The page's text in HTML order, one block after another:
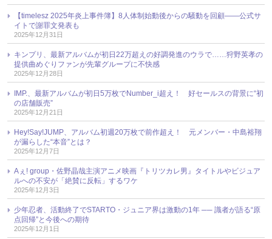
【timelesz 2025年炎上事件簿】8人体制始動後からの騒動を回顧――公式サ
イトで謝罪文発表も
2025年12月31日
キンプリ、最新アルバムが初日22万超えの好調発進のウラで……狩野英孝の
提供曲めぐりファンが先輩グループに不快感
2025年12月28日
IMP.、最新アルバムが初日5万枚でNumber_i超え！ 好セールスの背景に“初
の店舗販売”
2025年12月21日
Hey!Say!JUMP、アルバム初週20万枚で前作超え！ 元メンバー・中島裕翔
が漏らした“本音”とは？
2025年12月7日
Aぇ! group・佐野晶哉主演アニメ映画『トリツカレ男』タイトルやビジュア
ルへの不安が「絶賛に反転」するワケ
2025年12月3日
少年忍者、活動終了でSTARTO・ジュニア界は激動の1年 ── 識者が語る“原
点回帰”と今後への期待
2025年12月1日